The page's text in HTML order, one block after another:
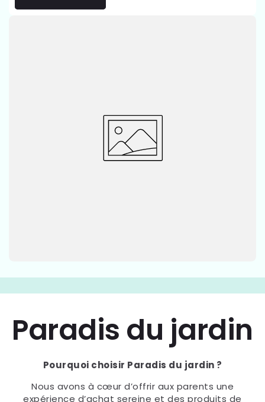
Paradis du jardin
Pourquoi choisir Paradis du jardin ?
Nous avons à cœur d’offrir aux parents une
expérience d’achat sereine et des produits de